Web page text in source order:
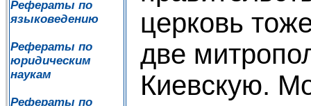
Рефераты по
языковедению
Рефераты по
юридическим
наукам
Рефераты по
церковь
две
Киевскую.